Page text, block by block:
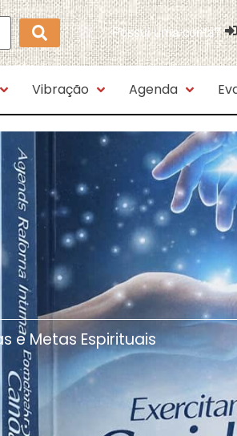
Possui uma conta?
Vibração Agenda
e Metas Espirituais​